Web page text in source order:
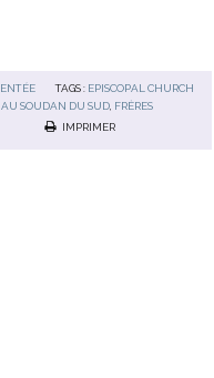
TAGS : EPISCOPAL CHURCH
SOUDAN DU SUD, FRÈRES
IMPRIMER